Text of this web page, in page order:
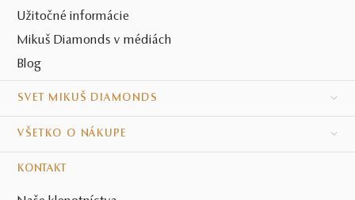
Užitočné informácie
Mikuš Diamonds v médiách
Blog
SVET MIKUŠ DIAMONDS
VŠETKO O NÁKUPE
KONTAKT